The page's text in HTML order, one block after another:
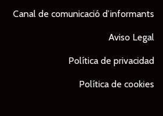
Canal de comunicació d’informants
Aviso Legal
Política de privacidad
Política de cookies